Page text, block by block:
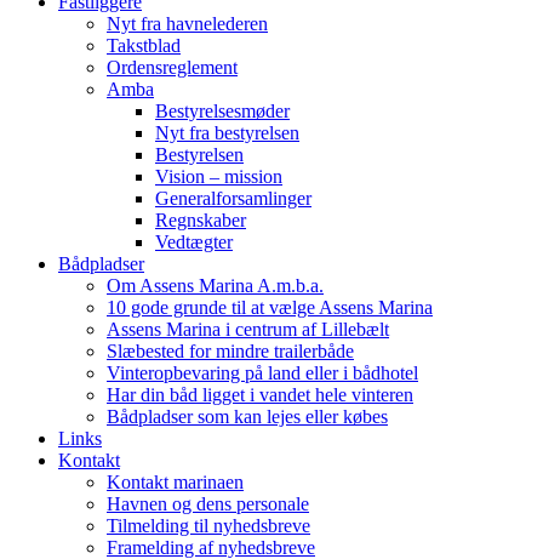
Nyt fra havnelederen
Takstblad
Ordensreglement
Amba
Bestyrelsesmøder
Nyt fra bestyrelsen
Bestyrelsen
Vision – mission
Generalforsamlinger
Regnskaber
Vedtægter
Bådpladser
Om Assens Marina A.m.b.a.
10 gode grunde til at vælge Assens Marina
Assens Marina i centrum af Lillebælt
Slæbested for mindre trailerbåde
Vinteropbevaring på land eller i bådhotel
Har din båd ligget i vandet hele vinteren
Bådpladser som kan lejes eller købes
Links
Kontakt
Kontakt marinaen
Havnen og dens personale
Tilmelding til nyhedsbreve
Framelding af nyhedsbreve